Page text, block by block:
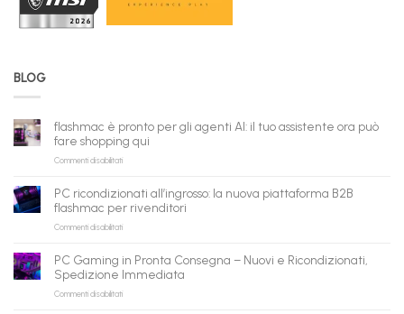
BLOG
flashmac è pronto per gli agenti AI: il tuo assistente ora può
fare shopping qui
Commenti disabilitatisu
pronto
per
gli
AI:
il
tuo
assistente
PC ricondizionati all’ingrosso: la nuova piattaforma B2B
flashmac per rivenditori
Commenti disabilitatisu
ricondizionati
all’ingrosso:
la
nuova
PC Gaming in Pronta Consegna – Nuovi e Ricondizionati,
Spedizione Immediata
Commenti disabilitatisu